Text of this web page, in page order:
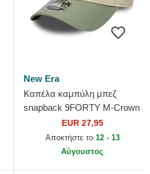
New Era
Καπέλα καμπύλη μπεζ
snapback 9FORTY M-Crown
Side Script από Los Angeles
Dodgers MLB από New Era
EUR 27,95
Αποκτήστε το 12 - 13
Αύγουστος